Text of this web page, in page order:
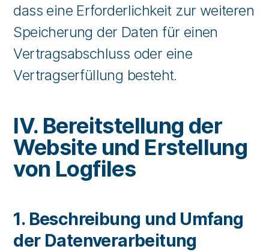
dass eine Erforderlichkeit zur weiteren
Speicherung der Daten für einen
Vertragsabschluss oder eine
Vertragserfüllung besteht.
IV. Bereitstellung der
Website und Erstellung
von Logfiles
1. Beschreibung und Umfang
der Datenverarbeitung